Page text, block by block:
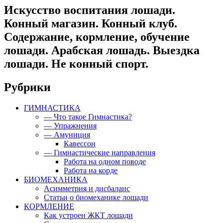
Искусство воспитания лошади.
Конный магазин. Конный клуб.
Содержание, кормление, обучение
лошади. Арабская лошадь. Выездка
лошади. Не конный спорт.
Рубрики
ГИМНАСТИКА
— Что такое Гимнастика?
— Упражнения
— Амуниция
Кавессон
— Гимнастические направления
Работа на одном поводе
Работа на корде
БИОМЕХАНИКА
Асимметрия и дисбаланс
Статьи о биомеханике лошади
КОРМЛЕНИЕ
Как устроен ЖКТ лошади